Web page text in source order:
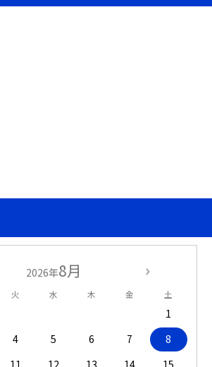
2026年8月
火 水 木 金 土
1
4 5 6 7
8